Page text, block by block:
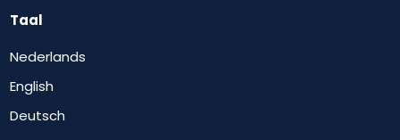
Taal
Nederlands
English
Deutsch